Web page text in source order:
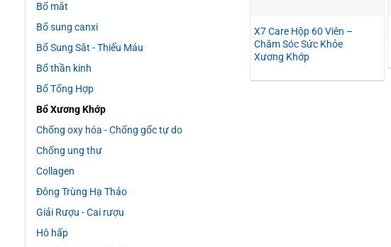
Bổ mắt
Bổ sung canxi
Bổ Sung Sắt - Thiếu Máu
Bổ thần kinh
Bổ Tổng Hợp
Bổ Xương Khớp
Chống oxy hóa - Chống gốc tự do
Chống ung thư
Collagen
Đông Trùng Hạ Thảo
Giải Rượu - Cai rượu
Hô hấp
X7 Care Hộp 60 Viên –
Chăm Sóc Sức Khỏe
Xương Khớp